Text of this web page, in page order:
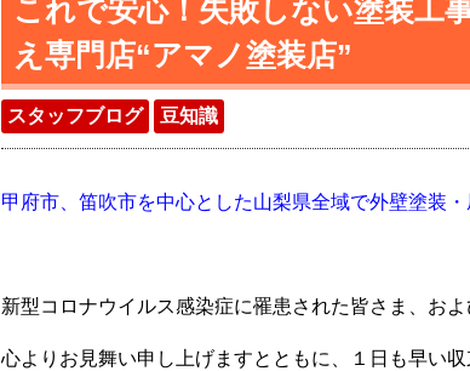
これで安心！失敗しない塗装工
え専門店“アマノ塗装店”
スタッフブログ 豆知識
甲府市、笛吹市を中心とした山梨県全域で外壁塗装
新型コロナウイルス感染症に罹患された皆さま、お
心よりお見舞い申し上げますとともに、１日も早い